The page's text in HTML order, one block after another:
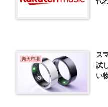
楽天市場
ス
試
い